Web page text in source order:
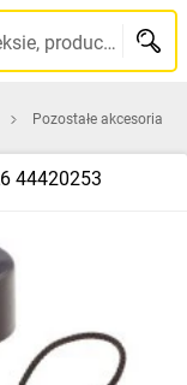
Szukaj po nazwie, indeksie, producencie, kodzie kreskowym...
Pozostałe akcesoria
44420253